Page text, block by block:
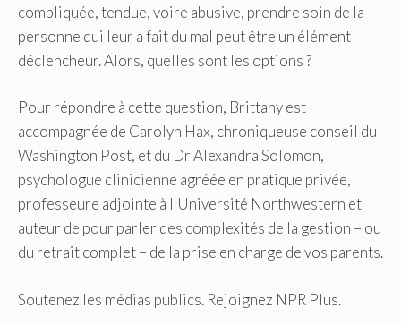
compliquée, tendue, voire abusive, prendre soin de la
personne qui leur a fait du mal peut être un élément
déclencheur. Alors, quelles sont les options ?
Pour répondre à cette question, Brittany est
accompagnée de Carolyn Hax, chroniqueuse conseil du
Washington Post, et du Dr Alexandra Solomon,
psychologue clinicienne agréée en pratique privée,
professeure adjointe à l'Université Northwestern et
auteur de pour parler des complexités de la gestion – ou
du retrait complet – de la prise en charge de vos parents.
Soutenez les médias publics. Rejoignez NPR Plus.